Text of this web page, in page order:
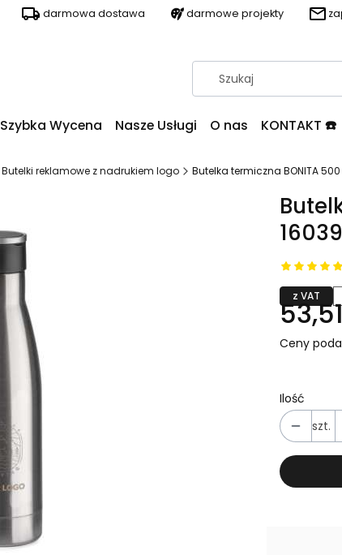
darmowa dostawa darmowe projekty
Szybka Wycena Nasze Usługi O nas KONTAKT ☎️
Butelki reklamowe z nadrukiem logo Butelka termiczna BONITA
z VAT
Ceny
Ilość
szt.